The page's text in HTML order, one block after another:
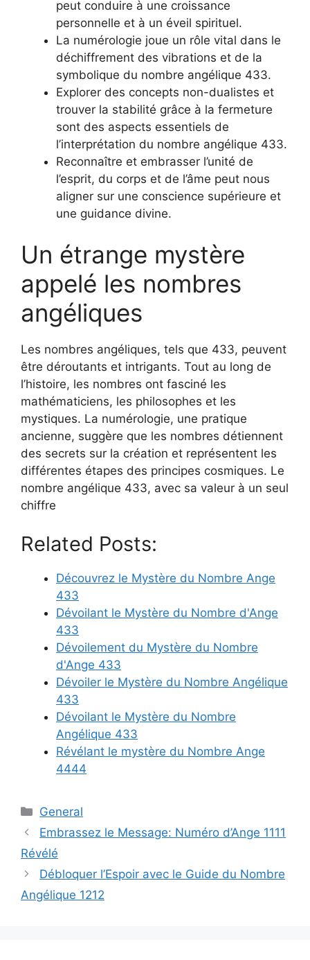
peut conduire à une croissance
personnelle et à un éveil spirituel.
La numérologie joue un rôle vital dans le
déchiffrement des vibrations et de la
symbolique du nombre angélique 433.
Explorer des concepts non-dualistes et
trouver la stabilité grâce à la fermeture
sont des aspects essentiels de
l’interprétation du nombre angélique 433.
Reconnaître et embrasser l’unité de
l’esprit, du corps et de l’âme peut nous
aligner sur une conscience supérieure et
une guidance divine.
Un étrange mystère
appelé les nombres
angéliques
Les nombres angéliques, tels que 433, peuvent
être déroutants et intrigants. Tout au long de
l’histoire, les nombres ont fasciné les
mathématiciens, les philosophes et les
mystiques. La numérologie, une pratique
ancienne, suggère que les nombres détiennent
des secrets sur la création et représentent les
différentes étapes des principes cosmiques. Le
nombre angélique 433, avec sa valeur à un seul
chiffre
Related Posts:
Découvrez le Mystère du Nombre Ange
433
Dévoilant le Mystère du Nombre d'Ange
433
Dévoilement du Mystère du Nombre
d'Ange 433
Dévoiler le Mystère du Nombre Angélique
433
Dévoilant le Mystère du Nombre
Angélique 433
Révélant le mystère du Nombre Ange
4444
Categories
General
Embrassez le Message: Numéro d’Ange 1111
Révélé
Débloquer l’Espoir avec le Guide du Nombre
Angélique 1212